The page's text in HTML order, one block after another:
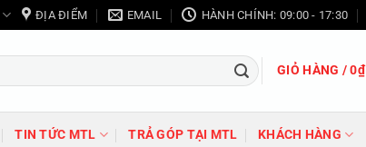
ĐỊA ĐIỂM EMAIL HÀNH CHÍNH: 09:00 - 17:30
GIỎ HÀNG /0₫
TIN TỨC MTL TRẢ GÓP TẠI MTL KHÁCH HÀNG